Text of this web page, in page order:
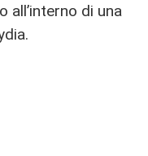
all’interno di una